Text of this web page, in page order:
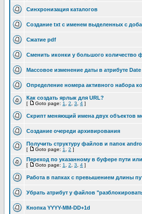
Синхронизация каталогов
Cоздание txt с именем выделенных с
Сжатие pdf
Сменить иконки у большого количество
Массовое изменение даты в атрибуте Date
Определение номера активного набора
Как создать ярлык для URL?
[ Goto page: 1 2 3 4 ]
Скрипт меняющий имена двух объектов
Создание очереди архивирования
Получить структуру файлов и папок
[ Goto page: 1 2 ]
Переход по указанному в буфере пути
[ Goto page: 1 2 3 4 ]
Работа в папках с превышением длины
Убрать атрибут у файлов
Кнопка YYYY-MM-DD+1d